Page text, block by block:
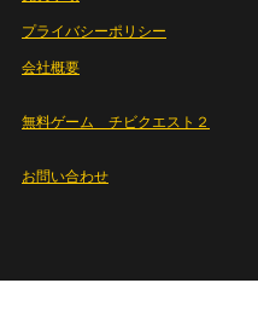
プライバシーポリシー
会社概要
無料ゲーム チビクエスト２
お問い合わせ